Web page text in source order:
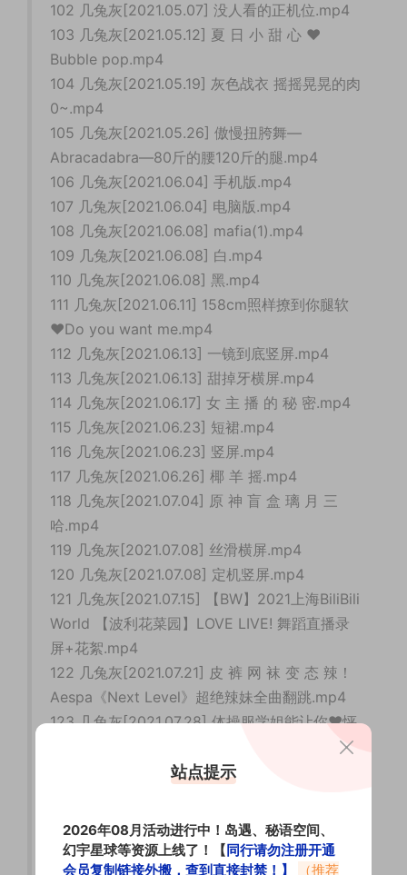
102 几兔灰[2021.05.07] 没人看的正机位.mp4
103 几兔灰[2021.05.12] 夏 日 小 甜 心 ❤
Bubble pop.mp4
104 几兔灰[2021.05.19] 灰色战衣 摇摇晃晃的肉
0~.mp4
105 几兔灰[2021.05.26] 傲慢扭胯舞—
Abracadabra—80斤的腰120斤的腿.mp4
106 几兔灰[2021.06.04] 手机版.mp4
107 几兔灰[2021.06.04] 电脑版.mp4
108 几兔灰[2021.06.08] mafia(1).mp4
109 几兔灰[2021.06.08] 白.mp4
110 几兔灰[2021.06.08] 黑.mp4
111 几兔灰[2021.06.11] 158cm照样撩到你腿软
❤Do you want me.mp4
112 几兔灰[2021.06.13] 一镜到底竖屏.mp4
113 几兔灰[2021.06.13] 甜掉牙横屏.mp4
114 几兔灰[2021.06.17] 女 主 播 的 秘 密.mp4
115 几兔灰[2021.06.23] 短裙.mp4
116 几兔灰[2021.06.23] 竖屏.mp4
117 几兔灰[2021.06.26] 椰 羊 摇.mp4
118 几兔灰[2021.07.04] 原 神 盲 盒 璃 月 三
哈.mp4
119 几兔灰[2021.07.08] 丝滑横屏.mp4
120 几兔灰[2021.07.08] 定机竖屏.mp4
121 几兔灰[2021.07.15] 【BW】2021上海BiliBili
World 【波利花菜园】LOVE LIVE! 舞蹈直播录
屏+花絮.mp4
122 几兔灰[2021.07.21] 皮 裤 网 袜 变 态 辣！
Aespa《Next Level》超绝辣妹全曲翻跳.mp4
123 几兔灰[2021.07.28] 体操服学姐能让你♥怦
124 几兔灰[2021.07.30] 夏日炎炎 来水上乐园看
DUMDI超还原大制作活力翻跳『Pink
Bullet➹』.mp4
125 几兔灰[2021.08.06] 清凉！夏日甜蜜暴击☀
站点提示
2026年08月活动进行中！岛遇、秘语空间、
幻宇星球等资源上线了！【同行请勿注册开通
会员复制链接外搬，查到直接封禁！】
（推荐